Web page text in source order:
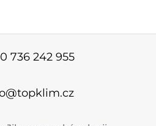
736 242 955